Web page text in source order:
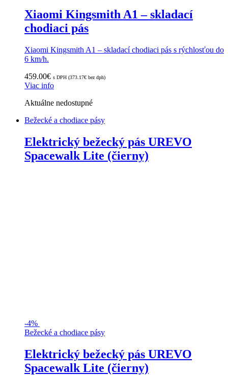
Xiaomi Kingsmith A1 – skladací
chodiaci pás
Xiaomi Kingsmith A1 – skladací chodiaci pás s rýchlosťou do
6 km/h.
459.00€ s DPH (373.17€ bez dph)
Viac info
Aktuálne nedostupné
Bežecké a chodiace pásy
Elektrický bežecký pás UREVO
Spacewalk Lite (čierny)
-4%
Bežecké a chodiace pásy
Elektrický bežecký pás UREVO
Spacewalk Lite (čierny)